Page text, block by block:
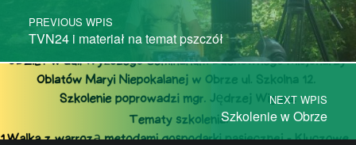
PREVIOUS WPIS
TVN24 i materiał na temat pszczół
NEXT WPIS
Szkolenie w Obrze